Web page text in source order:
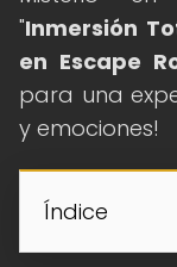
"Inmersión
en Escape
para una
y emociones!
Índice